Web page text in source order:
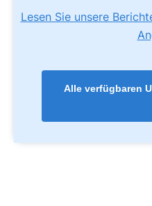
Lesen Sie unsere
Alle verfügbaren